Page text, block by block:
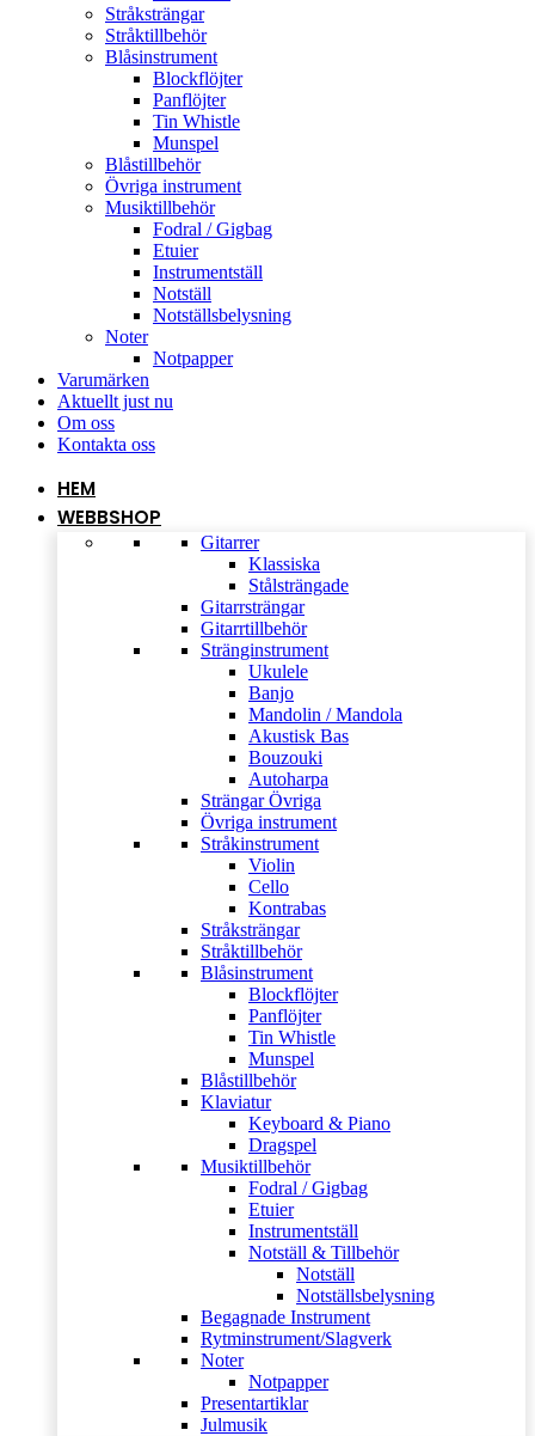
Stråksträngar
Stråktillbehör
Blåsinstrument
Blockflöjter
Panflöjter
Tin Whistle
Munspel
Blåstillbehör
Övriga instrument
Musiktillbehör
Fodral / Gigbag
Etuier
Instrumentställ
Notställ
Notställsbelysning
Noter
Notpapper
Varumärken
Aktuellt just nu
Om oss
Kontakta oss
HEM
WEBBSHOP
Gitarrer
Klassiska
Stålsträngade
Gitarrsträngar
Gitarrtillbehör
Stränginstrument
Ukulele
Banjo
Mandolin / Mandola
Akustisk Bas
Bouzouki
Autoharpa
Strängar Övriga
Övriga instrument
Stråkinstrument
Violin
Cello
Kontrabas
Stråksträngar
Stråktillbehör
Blåsinstrument
Blockflöjter
Panflöjter
Tin Whistle
Munspel
Blåstillbehör
Klaviatur
Keyboard & Piano
Dragspel
Musiktillbehör
Fodral / Gigbag
Etuier
Instrumentställ
Notställ & Tillbehör
Notställ
Notställsbelysning
Begagnade Instrument
Rytminstrument/Slagverk
Noter
Notpapper
Presentartiklar
Julmusik